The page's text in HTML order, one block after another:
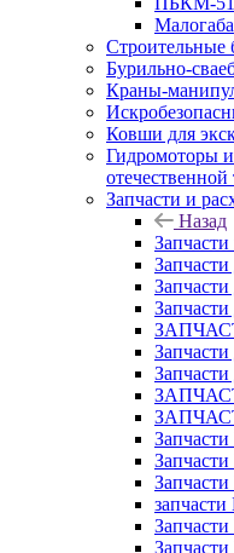
Бурильно-
Краны-
Ковши для
Гидромоторы
отечественной
Запчасти и
Назад